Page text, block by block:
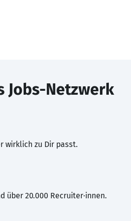
Jobs-Netzwerk
wirklich zu Dir passt.
über 20.000 Recruiter·innen.